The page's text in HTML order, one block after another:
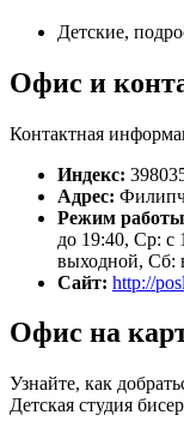
Детские,
Офис и
Контактная
Индекс:
Адрес:
Режим
до 19:40, Ср: с
выходной, Сб:
Сайт: http://
Офис на
Узнайте, как
Детская студия